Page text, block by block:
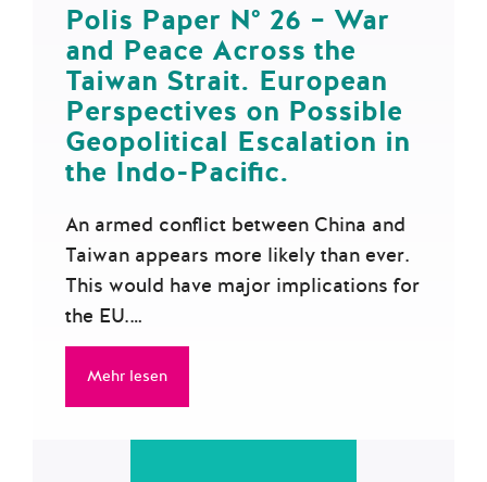
Polis Paper N° 26 – War
and Peace Across the
Taiwan Strait. European
Perspectives on Possible
Geopolitical Escalation in
the Indo-Pacific.
An armed conflict between China and
Taiwan appears more likely than ever.
This would have major implications for
the EU.…
Mehr lesen